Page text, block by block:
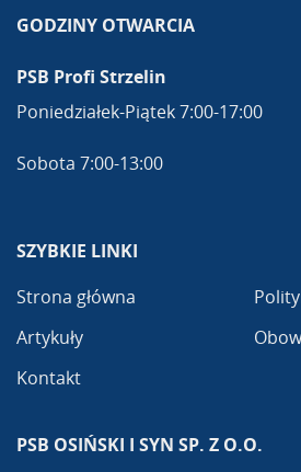
GODZINY OTWARCIA
PSB Profi Strzelin
Poniedziałek-Piątek 7:00-17:00
Sobota 7:00-13:00
SZYBKIE LINKI
Strona główna
Artykuły
Kontakt
PSB OSIŃSKI I SYN SP. Z O.O.